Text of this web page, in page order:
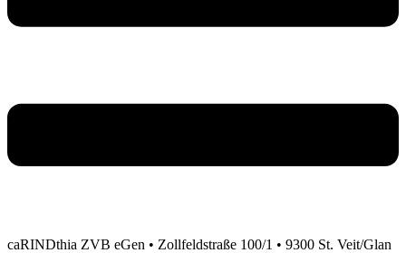
caRINDthia ZVB eGen • Zollfeldstraße 100/1 • 9300 St. Veit/Glan